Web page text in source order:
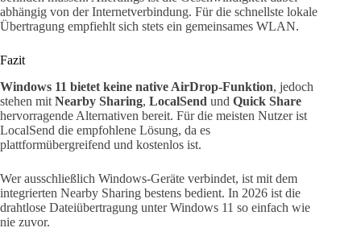
abhängig von der Internetverbindung. Für die schnellste lokale
Übertragung empfiehlt sich stets ein gemeinsames WLAN.
Fazit
Windows 11 bietet keine native AirDrop-Funktion, jedoch
stehen mit Nearby Sharing, LocalSend und Quick Share
hervorragende Alternativen bereit. Für die meisten Nutzer ist
LocalSend die empfohlene Lösung, da es
plattformübergreifend und kostenlos ist.
Wer ausschließlich Windows-Geräte verbindet, ist mit dem
integrierten Nearby Sharing bestens bedient. In 2026 ist die
drahtlose Dateiübertragung unter Windows 11 so einfach wie
nie zuvor.